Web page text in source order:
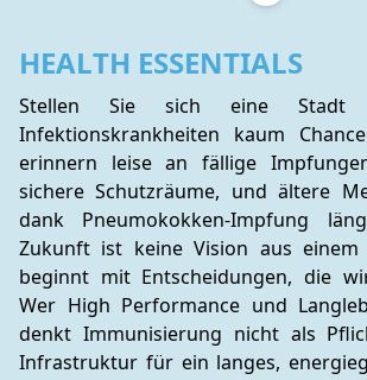
HEALTH ESSENTIALS
Stellen Sie sich eine
Infektionskrankheiten kaum
erinnern leise an fällige
sichere Schutzräume, und ältere
dank Pneumokokken-Impfung
Zukunft ist keine Vision aus
beginnt mit Entscheidungen, die
Wer High Performance und
denkt Immunisierung nicht als
Infrastruktur für ein langes,